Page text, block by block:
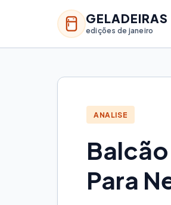
GELADEIRAS
edições de janeiro
ANALISE
Para